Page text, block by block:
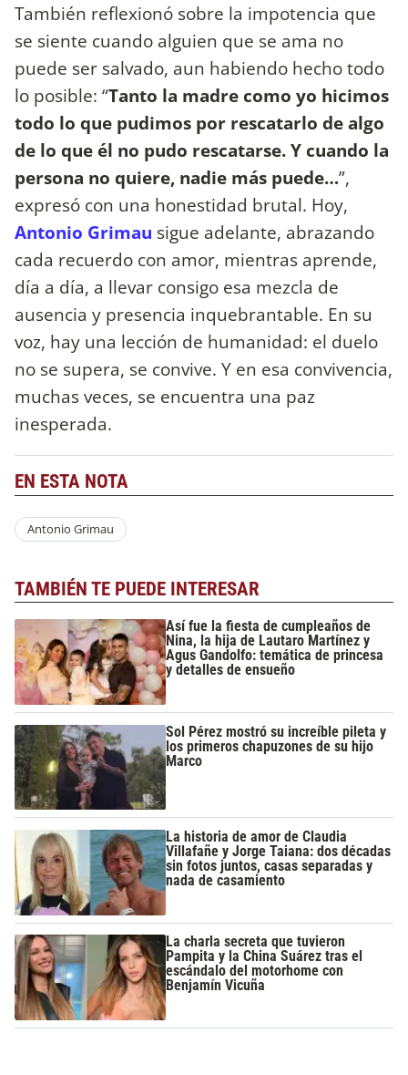
También reflexionó sobre la impotencia que
se siente cuando alguien que se ama no
puede ser salvado, aun habiendo hecho todo
lo posible: “Tanto la madre como yo hicimos
todo lo que pudimos por rescatarlo de algo
de lo que él no pudo rescatarse. Y cuando la
persona no quiere, nadie más puede…”,
expresó con una honestidad brutal. Hoy,
Antonio Grimau sigue adelante, abrazando
cada recuerdo con amor, mientras aprende,
día a día, a llevar consigo esa mezcla de
ausencia y presencia inquebrantable. En su
voz, hay una lección de humanidad: el duelo
no se supera, se convive. Y en esa convivencia,
muchas veces, se encuentra una paz
inesperada.
EN ESTA NOTA
Antonio Grimau
TAMBIÉN TE PUEDE INTERESAR
Así fue la fiesta de cumpleaños de
Nina, la hija de Lautaro Martínez y
Agus Gandolfo: temática de princesa
y detalles de ensueño
Sol Pérez mostró su increíble pileta y
los primeros chapuzones de su hijo
Marco
La historia de amor de Claudia
Villafañe y Jorge Taiana: dos décadas
sin fotos juntos, casas separadas y
nada de casamiento
La charla secreta que tuvieron
Pampita y la China Suárez tras el
escándalo del motorhome con
Benjamín Vicuña